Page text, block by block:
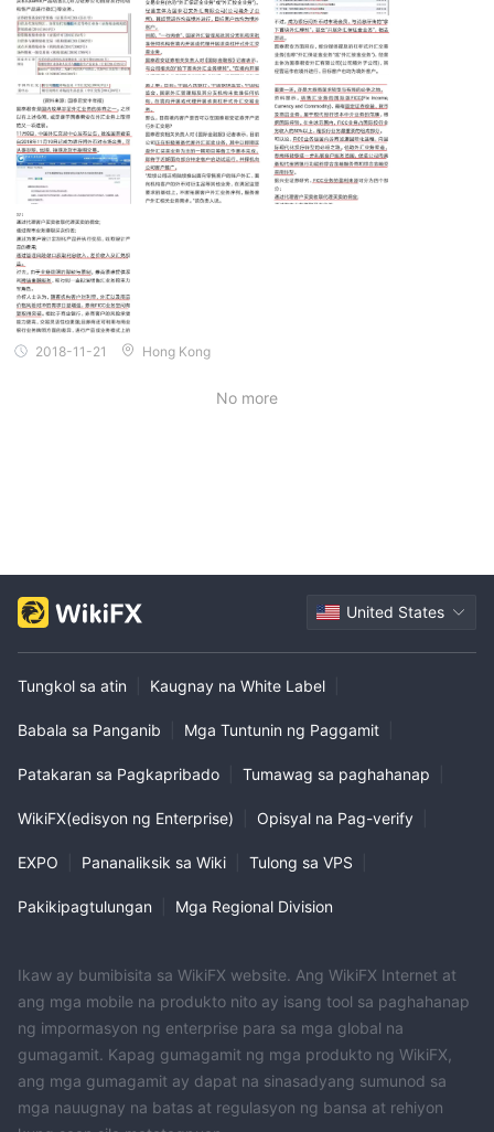
2018-11-21 Hong Kong
No more
United States
Tungkol sa atin Kaugnay na White Label
Babala sa Panganib Mga Tuntunin ng Paggamit
Patakaran sa Pagkapribado Tumawag sa paghahanap
WikiFX(edisyon ng Enterprise) Opisyal na Pag-verify
EXPO Pananaliksik sa Wiki Tulong sa VPS
Pakikipagtulungan Mga Regional Division
Ikaw ay bumibisita sa WikiFX website. Ang WikiFX Internet at
ang mga mobile na produkto nito ay isang tool sa paghahanap
ng impormasyon ng enterprise para sa mga global na
gumagamit. Kapag gumagamit ng mga produkto ng WikiFX,
ang mga gumagamit ay dapat na sinasadyang sumunod sa
mga nauugnay na batas at regulasyon ng bansa at rehiyon